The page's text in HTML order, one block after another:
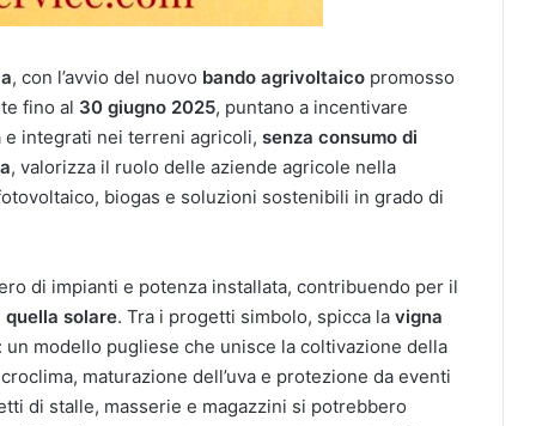
, con l’avvio del nuovo bando agrivoltaico promosso
fino al 30 giugno 2025, puntano a incentivare
integrati nei terreni agricoli, senza consumo di
, valorizza il ruolo delle aziende agricole nella
biogas e soluzioni sostenibili in grado di
di impianti e potenza installata, contribuendo per il
quella solare. Tra i progetti simbolo, spicca la vigna
modello pugliese che unisce la coltivazione della
maturazione dell’uva e protezione da eventi
di stalle, masserie e magazzini si potrebbero